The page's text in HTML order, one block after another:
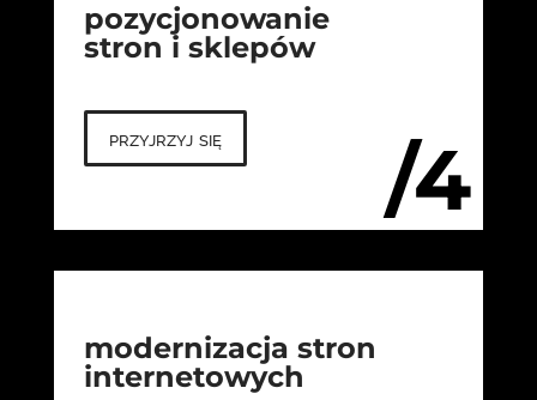
/4
pozycjonowanie
stron i sklepów
przyjrzyj się
modernizacja stron
internetowych